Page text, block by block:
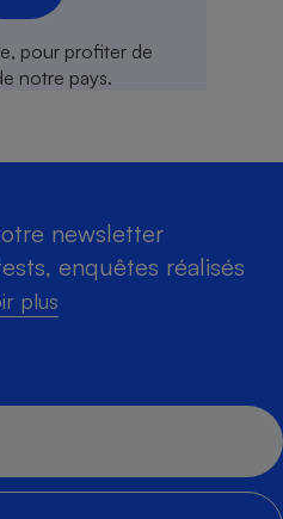
newsletter
enquêtes réalisés
plus